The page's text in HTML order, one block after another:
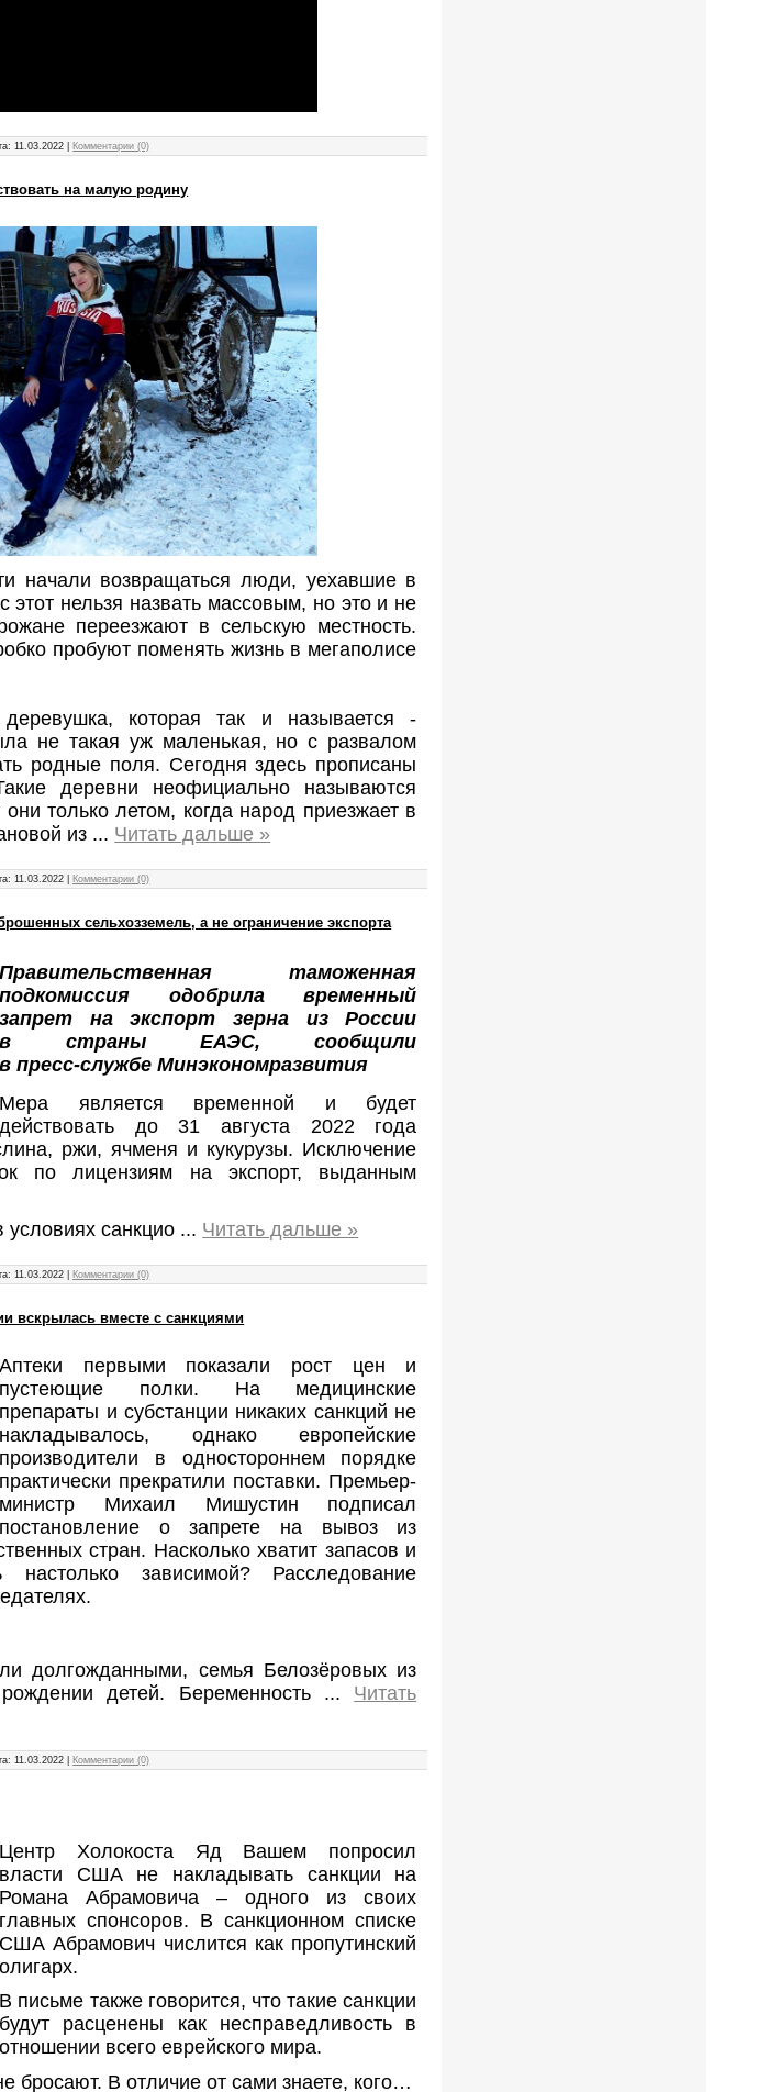
11.03.2022 Комментарии (0)
на малую родину
начали возвращаться люди, уехавшие в
нельзя назвать массовым, но это и не
переезжают в сельскую местность.
пробуют поменять жизнь в мегаполисе
которая так и называется -
не такая уж маленькая, но с развалом
родные поля. Сегодня здесь прописаны
деревни неофициально называются
только летом, когда народ приезжает в
из ... Читать дальше »
11.03.2022 Комментарии (0)
сельхозземель, а не ограничение экспорта
Правительственная таможенная
подкомиссия одобрила временный
запрет на экспорт зерна из России
в страны ЕАЭС, сообщили
впресс-службе Минэкономразвития
Мера является временной и будет
действовать до 31 августа 2022 года
ржи, ячменя и кукурузы. Исключение
по лицензиям на экспорт, выданным
санкцио ... Читать дальше »
11.03.2022 Комментарии (0)
вскрылась вместе с санкциями
Аптеки первыми показали рост цен и
пустеющие полки. На медицинские
препараты и субстанции никаких санкций не
накладывалось, однако европейские
производители в одностороннем порядке
практически прекратили поставки. Премьер-
министр Михаил Мишустин подписал
постановление о запрете на вывоз из
стран. Насколько хватит запасов и
настолько зависимой? Расследование
долгожданными, семья Белозёровых из
детей. Беременность ... Читать
11.03.2022 Комментарии (0)
Центр Холокоста Яд Вашем попросил
власти США не накладывать санкции на
Романа Абрамовича – одного из своих
главных спонсоров. В санкционном списке
США Абрамович числится как пропутинский
олигарх.
В письме также говорится, что такие санкции
будут расценены как несправедливость в
отношении всего еврейского мира.
бросают. В отличие от сами знаете, кого…